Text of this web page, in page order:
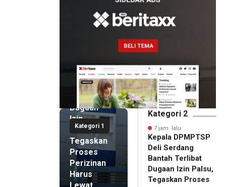
Kategori 1
Deli
Serdang
Bantah
Terlibat
Dugaan
Izin
Palsu,
Tegaskan
Proses
Perizinan
Harus
Kategori 2
7 jam lalu
Kepala DPMPTSP
Deli Serdang
Bantah Terlibat
Dugaan Izin Palsu,
Tegaskan Proses